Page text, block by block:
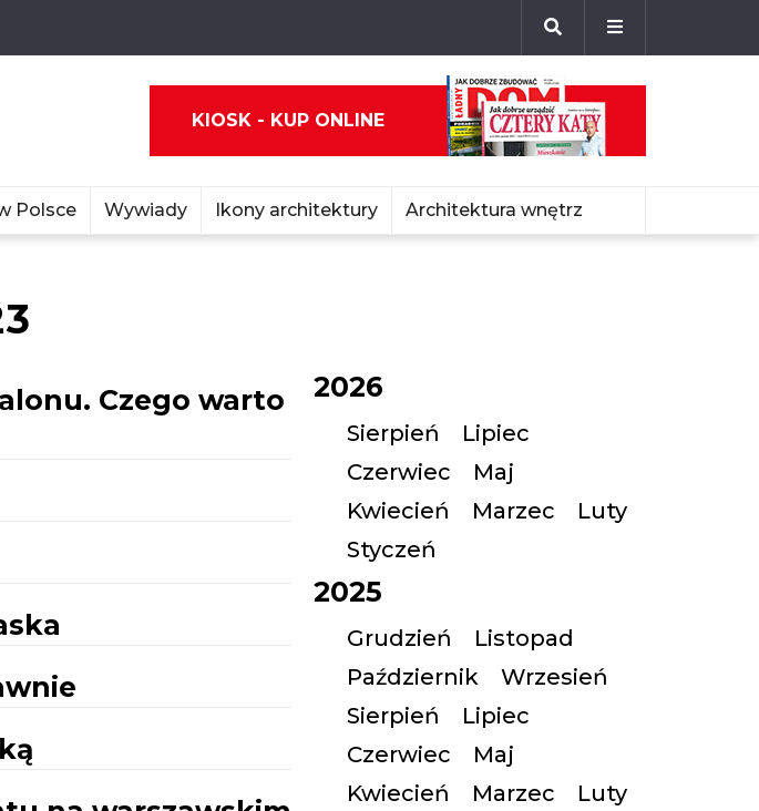
KIOSK - KUP ONLINE
Polsce Wywiady Ikony architektury Architektura wnętrz
Czego warto
2026
Sierpień
Lipiec
Czerwiec
Maj
Kwiecień
Marzec
Luty
Styczeń
2025
Grudzień
Listopad
Październik
Wrzesień
Sierpień
Lipiec
Czerwiec
Maj
Kwiecień
Marzec
Luty